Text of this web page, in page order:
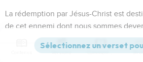
La rédemption par Jésus-Christ est
de cet ennemi dont nous sommes
1Corinthiens 15.21-26,54-56;Hébreux
Versions Commentaires